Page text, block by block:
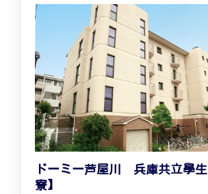
ドーミー芦屋川 兵庫共立學
寮】